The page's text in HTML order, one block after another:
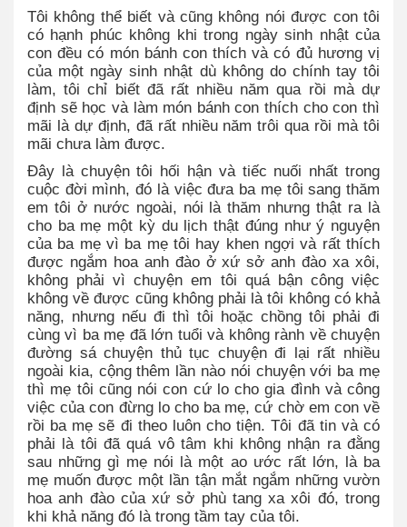
Tôi không thể biết và cũng không nói được con tôi
có hạnh phúc không khi trong ngày sinh nhật của
con đều có món bánh con thích và có đủ hương vị
của một ngày sinh nhật dù không do chính tay tôi
làm, tôi chỉ biết đã rất nhiều năm qua rồi mà dự
định sẽ học và làm món bánh con thích cho con thì
mãi là dự định, đã rất nhiều năm trôi qua rồi mà tôi
mãi chưa làm được.
Đây là chuyện tôi hối hận và tiếc nuối nhất trong
cuộc đời mình, đó là việc đưa ba mẹ tôi sang thăm
em tôi ở nước ngoài, nói là thăm nhưng thật ra là
cho ba mẹ một kỳ du lịch thật đúng như ý nguyện
của ba mẹ vì ba mẹ tôi hay khen ngợi và rất thích
được ngắm hoa anh đào ở xứ sở anh đào xa xôi,
không phải vì chuyện em tôi quá bận công việc
không về được cũng không phải là tôi không có khả
năng, nhưng nếu đi thì tôi hoặc chồng tôi phải đi
cùng vì ba mẹ đã lớn tuổi và không rành về chuyện
đường sá chuyện thủ tục chuyện đi lại rất nhiều
ngoài kia, cộng thêm lần nào nói chuyện với ba mẹ
thì mẹ tôi cũng nói con cứ lo cho gia đình và công
việc của con đừng lo cho ba mẹ, cứ chờ em con về
rồi ba mẹ sẽ đi theo luôn cho tiện. Tôi đã tin và có
phải là tôi đã quá vô tâm khi không nhận ra đằng
sau những gì mẹ nói là một ao ước rất lớn, là ba
mẹ muốn được một lần tận mắt ngắm những vườn
hoa anh đào của xứ sở phù tang xa xôi đó, trong
khi khả năng đó là trong tầm tay của tôi.